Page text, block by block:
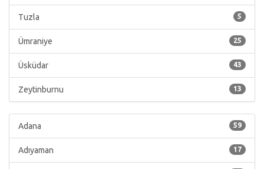
5
Tuzla
25
Ümraniye
43
Üsküdar
13
Zeytinburnu
59
Adana
17
Adıyaman